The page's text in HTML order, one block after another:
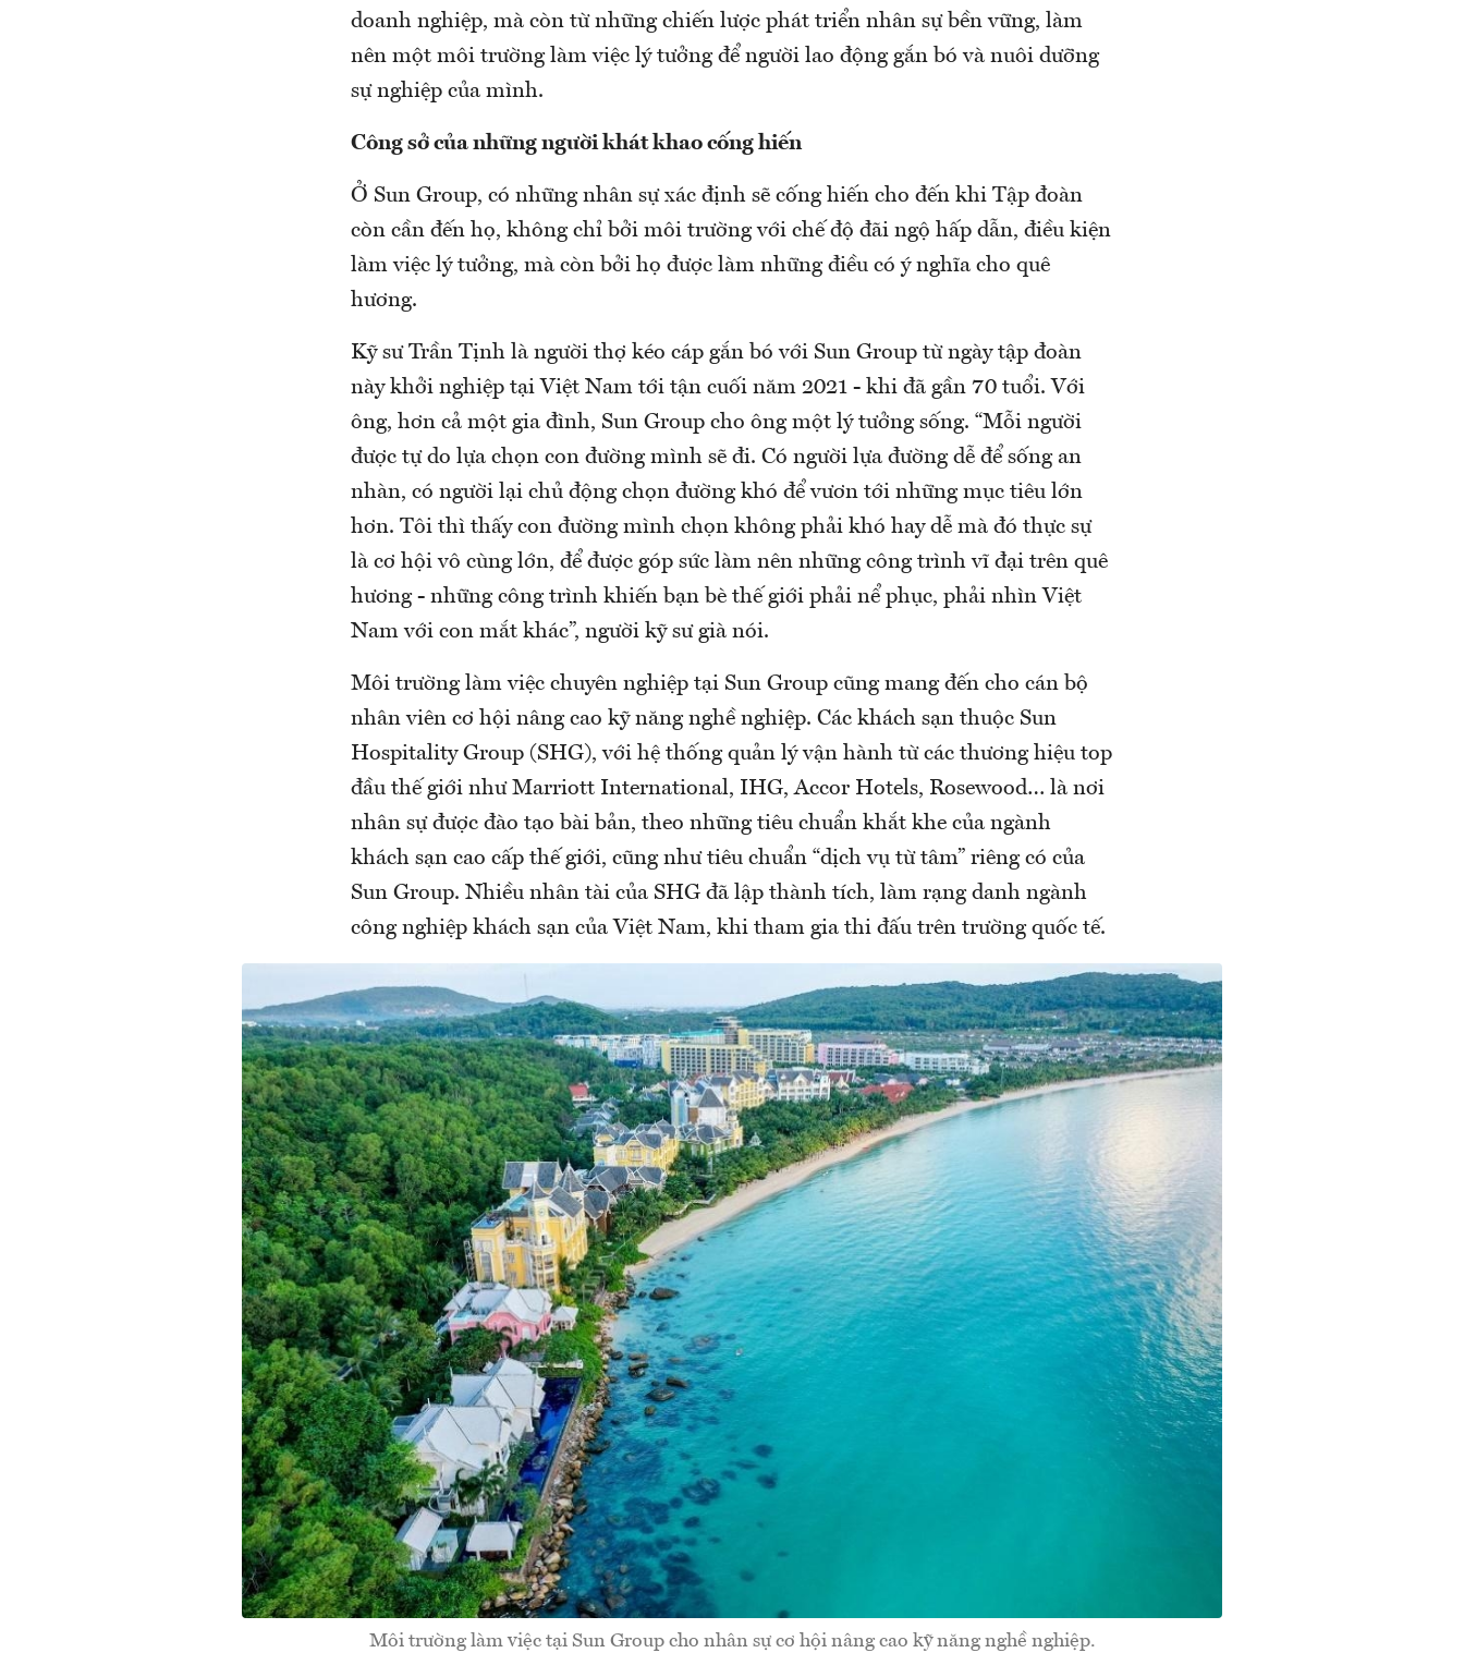
doanh nghiệp, mà còn từ những chiến lược phát triển nhân sự bền vững, làm
nên một môi trường làm việc lý tưởng để người lao động gắn bó và nuôi dưỡng
sự nghiệp của mình.
Công sở của những người khát khao cống hiến
Ở Sun Group, có những nhân sự xác định sẽ cống hiến cho đến khi Tập đoàn
còn cần đến họ, không chỉ bởi môi trường với chế độ đãi ngộ hấp dẫn, điều kiện
làm việc lý tưởng, mà còn bởi họ được làm những điều có ý nghĩa cho quê
hương.
Kỹ sư Trần Tịnh là người thợ kéo cáp gắn bó với Sun Group từ ngày tập đoàn
này khởi nghiệp tại Việt Nam tới tận cuối năm 2021 - khi đã gần 70 tuổi. Với
ông, hơn cả một gia đình, Sun Group cho ông một lý tưởng sống. “Mỗi người
được tự do lựa chọn con đường mình sẽ đi. Có người lựa đường dễ để sống an
nhàn, có người lại chủ động chọn đường khó để vươn tới những mục tiêu lớn
hơn. Tôi thì thấy con đường mình chọn không phải khó hay dễ mà đó thực sự
là cơ hội vô cùng lớn, để được góp sức làm nên những công trình vĩ đại trên quê
hương - những công trình khiến bạn bè thế giới phải nể phục, phải nhìn Việt
Nam với con mắt khác”, người kỹ sư già nói.
Môi trường làm việc chuyên nghiệp tại Sun Group cũng mang đến cho cán bộ
nhân viên cơ hội nâng cao kỹ năng nghề nghiệp. Các khách sạn thuộc Sun
Hospitality Group (SHG), với hệ thống quản lý vận hành từ các thương hiệu top
đầu thế giới như Marriott International, IHG, Accor Hotels, Rosewood… là nơi
nhân sự được đào tạo bài bản, theo những tiêu chuẩn khắt khe của ngành
khách sạn cao cấp thế giới, cũng như tiêu chuẩn “dịch vụ từ tâm” riêng có của
Sun Group. Nhiều nhân tài của SHG đã lập thành tích, làm rạng danh ngành
công nghiệp khách sạn của Việt Nam, khi tham gia thi đấu trên trường quốc tế.
Môi trường làm việc tại Sun Group cho nhân sự cơ hội nâng cao kỹ năng nghề nghiệp.